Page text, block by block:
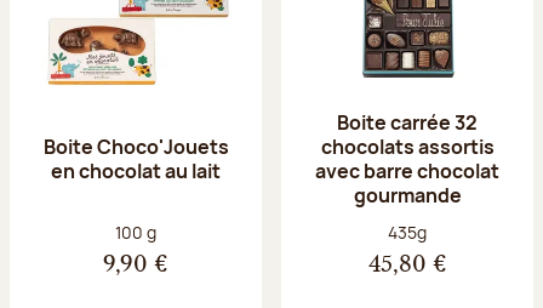
Boite Choco'Jouets
en chocolat au lait
Poids net :
100 g
9,90 €
Boite carrée 32
chocolats assortis
avec barre chocolat
gourmande
Poids net :
435g
45,80 €